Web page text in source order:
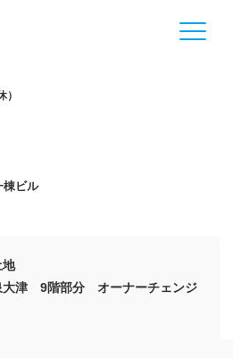
ビル
大津 9階部分 オーナーチェンジ